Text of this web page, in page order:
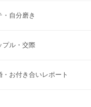
・自分磨き
プル・交際
・お付き合いレポート